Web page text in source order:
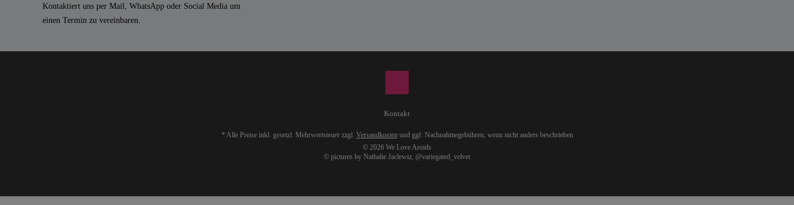
Kontaktiert uns per Mail, WhatsApp oder Social Media um
einen Termin zu vereinbaren.
Kontakt
* Alle Preise inkl. gesetzl. Mehrwertsteuer zzgl. Versandkostenund ggf. Nachnahmegebühren, wenn nicht anders beschrieben
© 2026 We Love Aroids
© pictures by Nathalie Jaclewiz, @variegated_velvet